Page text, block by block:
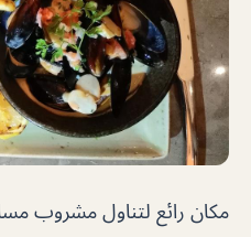
مكان رائع لتناول مشروب